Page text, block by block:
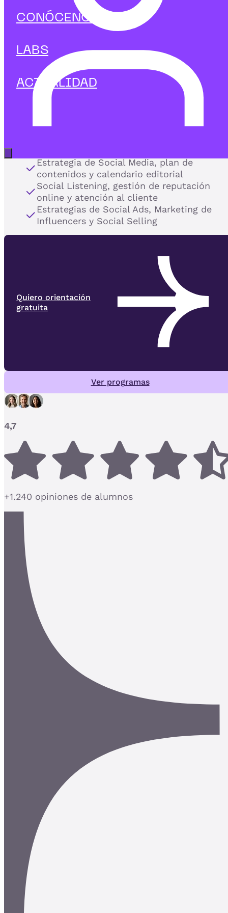
CONÓCENOS
LABS
ACTUALIDAD
y potenciala presencia de marca
en redes sociales.
En IEBS te formamos para diseñar e implementar
estrategias integrales de Social Media, combinando la
creación de contenidos creativos, la gestión de
Estrategia de Social Media, plan de
contenidos y calendario editorial
Social Listening, gestión de reputación
online y atención al cliente
Estrategias de Social Ads, Marketing de
Influencers y Social Selling
Quiero orientación
gratuita
Ver programas
4,7
+1.240 opiniones de alumnos